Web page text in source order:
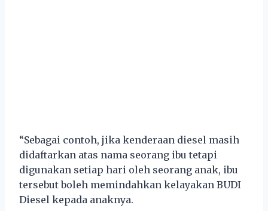
“Sebagai contoh, jika kenderaan diesel masih
didaftarkan atas nama seorang ibu tetapi
digunakan setiap hari oleh seorang anak, ibu
tersebut boleh memindahkan kelayakan BUDI
Diesel kepada anaknya.